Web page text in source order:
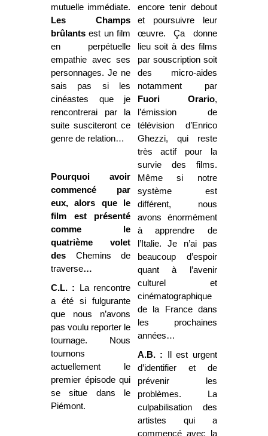
mutuelle immédiate.
Les Champs
brûlants est un film
en perpétuelle
empathie avec ses
personnages. Je ne
sais pas si les
cinéastes que je
rencontrerai par la
suite susciteront ce
genre de relation…
Pourquoi avoir
commencé par
eux, alors que le
film est présenté
comme le
quatrième volet
des Chemins de
traverse…
C.L. : La rencontre
a été si fulgurante
que nous n’avons
pas voulu reporter le
tournage. Nous
tournons
actuellement le
premier épisode qui
se situe dans le
Piémont.
encore tenir debout
et poursuivre leur
œuvre. Ça donne
lieu soit à des films
par souscription soit
des micro-aides
notamment par
Fuori Orario,
l’émission de
télévision d’Enrico
Ghezzi, qui reste
très actif pour la
survie des films.
Même si notre
système est
différent, nous
avons énormément
à apprendre de
l’Italie. Je n’ai pas
beaucoup d’espoir
quant à l’avenir
culturel et
cinématographique
de la France dans
les prochaines
années…
A.B. : Il est urgent
d’identifier et de
prévenir les
problèmes. La
culpabilisation des
artistes qui a
commencé avec la